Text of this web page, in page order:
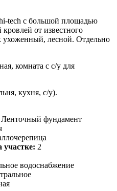
tech с большой площадью
от известного
ухоженный, лесной. Отдельно
комната с с/у для
кухня, с/у).
Ленточный фундамент
участке: 2
водоснабжение